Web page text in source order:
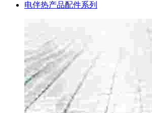
电伴热产品配件系列